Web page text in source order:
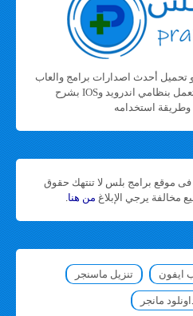
تحميل أحدث اصدارات برامج والعاب
الموبايل والأجهزة اللوحية التي تعمل بنظامي اندرويد وIOS بشرح
استخدامه
فى موقع برامج بلس لا تنتهك حقوق
مخالفة يرجي الإبلاغ من هنا.
ايفون تنزيل ماسنجر
مانجر